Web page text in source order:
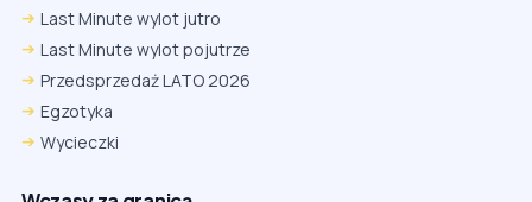
Last Minute wylot jutro
Last Minute wylot pojutrze
Przedsprzedaż LATO 2026
Egzotyka
Wycieczki